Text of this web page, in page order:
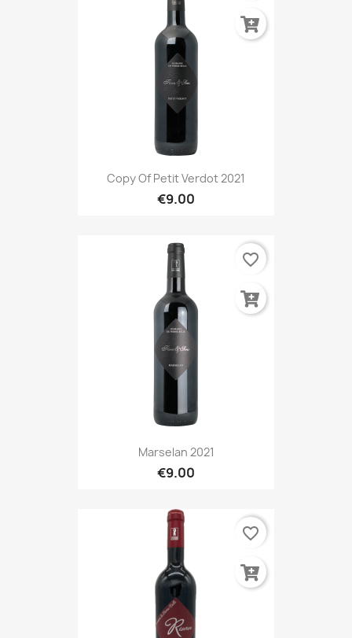
Copy Of Petit Verdot 2021
€9.00
Marselan 2021
€9.00
favorite_border
favorite_border